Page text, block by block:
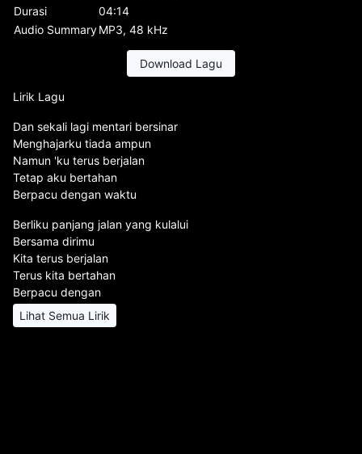
Durasi
04:14
Audio SummaryMP3, 48 kHz
Download Lagu
Lirik Lagu
Dan sekali lagi mentari bersinar
Menghajarku tiada ampun
Namun 'ku terus berjalan
Tetap aku bertahan
Berpacu dengan waktu
Berliku panjang jalan yang kulalui
Bersama dirimu
Kita terus berjalan
Terus kita bertahan
Berpacu dengan
Lihat Semua Lirik